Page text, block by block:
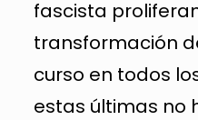
fascista
transformación
curso en todos
estas últimas no